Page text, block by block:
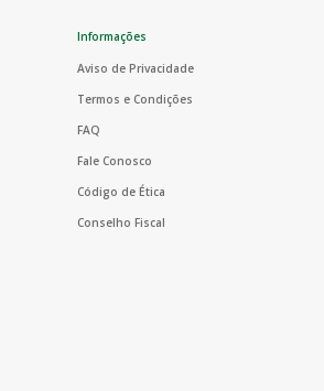
Informações
Aviso de Privacidade
Termos e Condições
FAQ
Fale Conosco
Código de Ética
Conselho Fiscal